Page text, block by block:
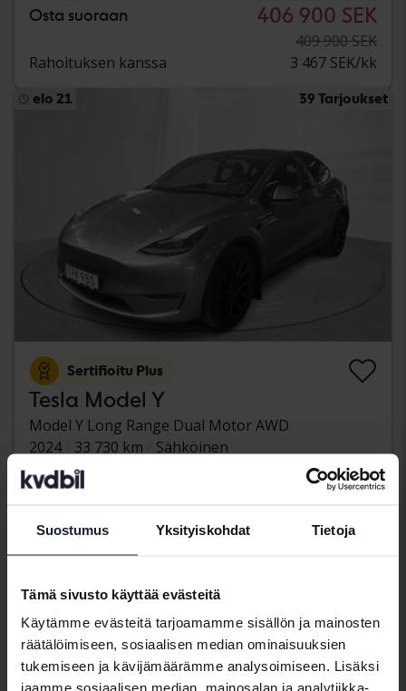
Suostumus Yksityiskohdat Tietoja
Tämä sivusto käyttää evästeitä
Käytämme evästeitä tarjoamamme sisällön ja mainosten
räätälöimiseen, sosiaalisen median ominaisuuksien
tukemiseen ja kävijämäärämme analysoimiseen. Lisäksi
jaamme sosiaalisen median, mainosalan ja analytiikka-
Osta suoraan 406 900 SEK
409 900 SEK
Rahoituksen kanssa
3 467 SEK/kk
elo 21 39 Tarjoukset
Sertifioitu Plus
Tesla Model Y
Model Y Long Range Dual Motor AWD
2024
33 730 km
Sähköinen
Nyköping
Johtava tarjous: 410 500 SEK
Rahoituksen kanssa 3 498 SEK/kk
Osta suoraan
Rahoituksen kanssa
Alennettu hinta